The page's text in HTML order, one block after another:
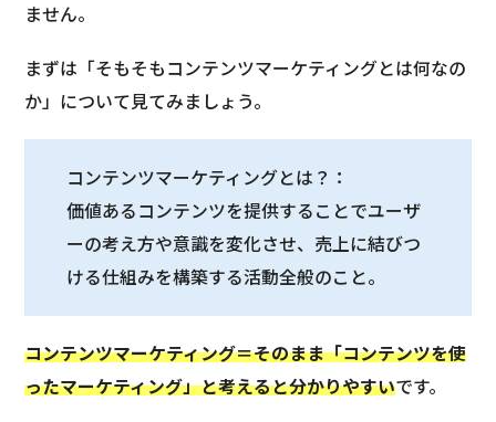
ません。
まずは「そもそもコンテンツマーケティングとは何なの
か」について見てみましょう。
コンテンツマーケティングとは？：
価値あるコンテンツを提供することでユーザ
ーの考え方や意識を変化させ、売上に結びつ
ける仕組みを構築する活動全般のこと。
コンテンツマーケティング＝そのまま「コンテンツを使
ったマーケティング」と考えると分かりやすいです。